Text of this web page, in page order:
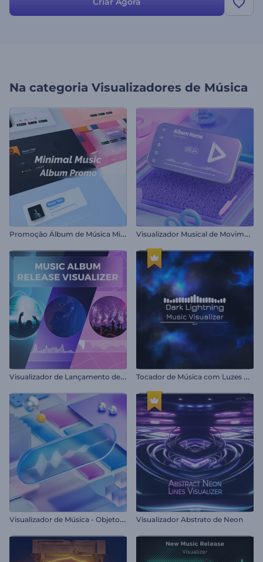
Na categoria Visualizadores de Música
P
romoção Álbum de Música Minimalista V
isualizador Musical de Movimento Cinético
V
isualizador de Lançamento de Álbum de Música T
ocador de Música com Luzes Escuras
V
isualizador de Música - Objetos Cinéticos Visualizador Abstrato de Neon